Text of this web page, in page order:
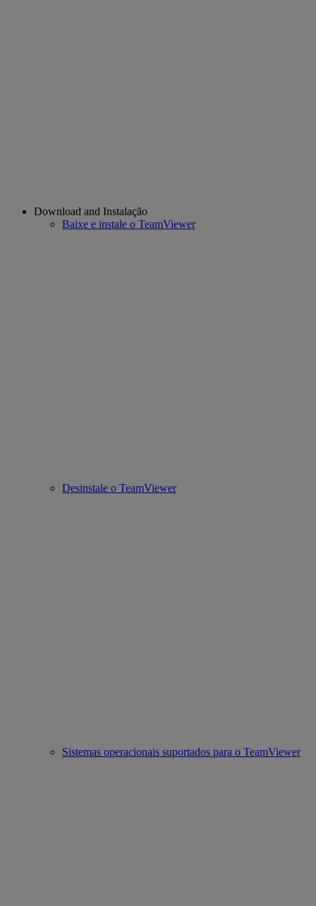
Download and Instalação
Baixe e instale o TeamViewer
Desinstale o TeamViewer
Sistemas operacionais suportados para o TeamViewer